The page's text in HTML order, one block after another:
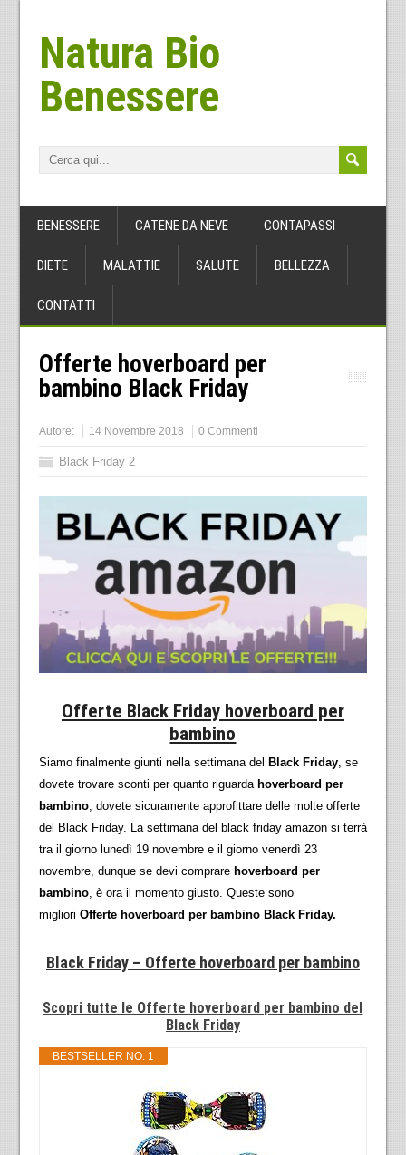
Natura Bio
Benessere
BENESSERE CATENE DA NEVE CONTAPASSI
DIETE MALATTIE SALUTE BELLEZZA
CONTATTI
Offerte hoverboard per
bambino Black Friday
Autore: 14 Novembre 2018 0 Commenti
Black Friday 2
Offerte Black Friday hoverboard per
bambino
Siamo finalmente giunti nella settimana del Black Friday, se
dovete trovare sconti per quanto riguarda hoverboard per
bambino, dovete sicuramente approfittare delle molte offerte
del Black Friday. La settimana del black friday amazon si terrà
tra il giorno lunedì 19 novembre e il giorno venerdì 23
novembre, dunque se devi comprare hoverboard per
bambino, è ora il momento giusto. Queste sono
migliori Offerte hoverboard per bambino Black Friday.
Black Friday – Offerte hoverboard per bambino
Scopri tutte le Offerte hoverboard per bambino del
Black Friday
BESTSELLER NO. 1